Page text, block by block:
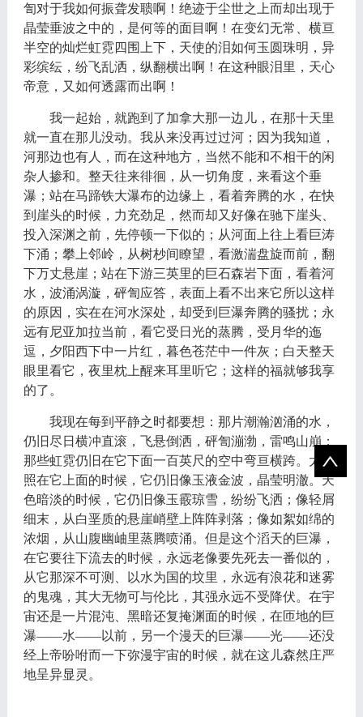
訇对于我如何振聋发聩啊！绝迹于尘世之上而却出现于
晶莹垂波之中的，是何等的面目啊！在变幻无常、横亘
半空的灿烂虹霓四围上下，天使的泪如何玉圆珠明，异
彩缤纭，纷飞乱洒，纵翻横出啊！在这种眼泪里，天心
帝意，又如何透露而出啊！
我一起始，就跑到了加拿大那一边儿，在那十天里
就一直在那儿没动。我从来没再过过河；因为我知道，
河那边也有人，而在这种地方，当然不能和不相干的闲
杂人掺和。整天往来徘徊，从一切角度，来看这个垂
瀑；站在马蹄铁大瀑布的边缘上，看着奔腾的水，在快
到崖头的时候，力充劲足，然而却又好像在驰下崖头、
投入深渊之前，先停顿一下似的；从河面上往上看巨涛
下涌；攀上邻岭，从树杪间瞭望，看激湍盘旋而前，翻
下万丈悬崖；站在下游三英里的巨石森岩下面，看着河
水，波涌涡漩，砰訇应答，表面上看不出来它所以这样
的原因，实在在河水深处，却受到巨瀑奔腾的骚扰；永
远有尼亚加拉当前，看它受日光的蒸腾，受月华的迤
逗，夕阳西下中一片红，暮色苍茫中一件灰；白天整天
眼里看它，夜里枕上醒来耳里听它；这样的福就够我享
的了。
我现在每到平静之时都要想：那片潮瀚汹涌的水，
仍旧尽日横冲直滚，飞悬倒洒，砰訇漰渤，雷鸣山崩；
那些虹霓仍旧在它下面一百英尺的空中弯亘横跨。太阳
照在它上面的时候，它仍旧像玉液金波，晶莹明澈。天
色暗淡的时候，它仍旧像玉霰琼雪，纷纷飞洒；像轻屑
细末，从白垩质的悬崖峭壁上阵阵剥落；像如絮如绵的
浓烟，从山腹幽岫里蒸腾喷涌。但是这个滔天的巨瀑，
在它要往下流去的时候，永远老像要先死去一番似的，
从它那深不可测、以水为国的坟里，永远有浪花和迷雾
的鬼魂，其大无物可与伦比，其强永远不受降伏。在宇
宙还是一片混沌、黑暗还复掩渊面的时候，在匝地的巨
瀑——水——以前，另一个漫天的巨瀑——光——还没
经上帝吩咐而一下弥漫宇宙的时候，就在这儿森然庄严
地呈异显灵。